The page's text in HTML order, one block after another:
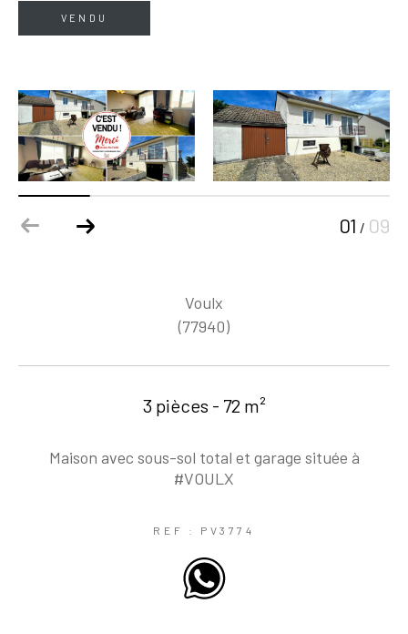
VENDU
01 / 09
Voulx
(77940)
3 pièces - 72 m²
Maison avec sous-sol total et garage située à
#VOULX
REF : PV3774